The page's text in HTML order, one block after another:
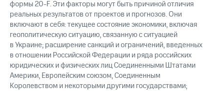
формы 20-F. Эти факторы могут быть причиной отличия
реальных результатов от проектов и прогнозов. Они
включают в себя: текущее состояние экономики, включая
геополитическую ситуацию, связанную с ситуацией
в Украине; расширение санкций и ограничений, введенных
в отношении Российской Федерации и ряда российских
юридических и физических лиц Соединенными Штатами
Америки, Европейским союзом, Соединенным
Королевством и некоторыми другими государствами;